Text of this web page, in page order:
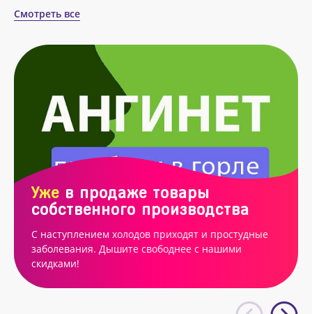
Смотреть все
Уже в продаже товары
собственного производства
С наступлением холодов приходят и простудные
заболевания. Дышите свободнее с нашими
скидками!